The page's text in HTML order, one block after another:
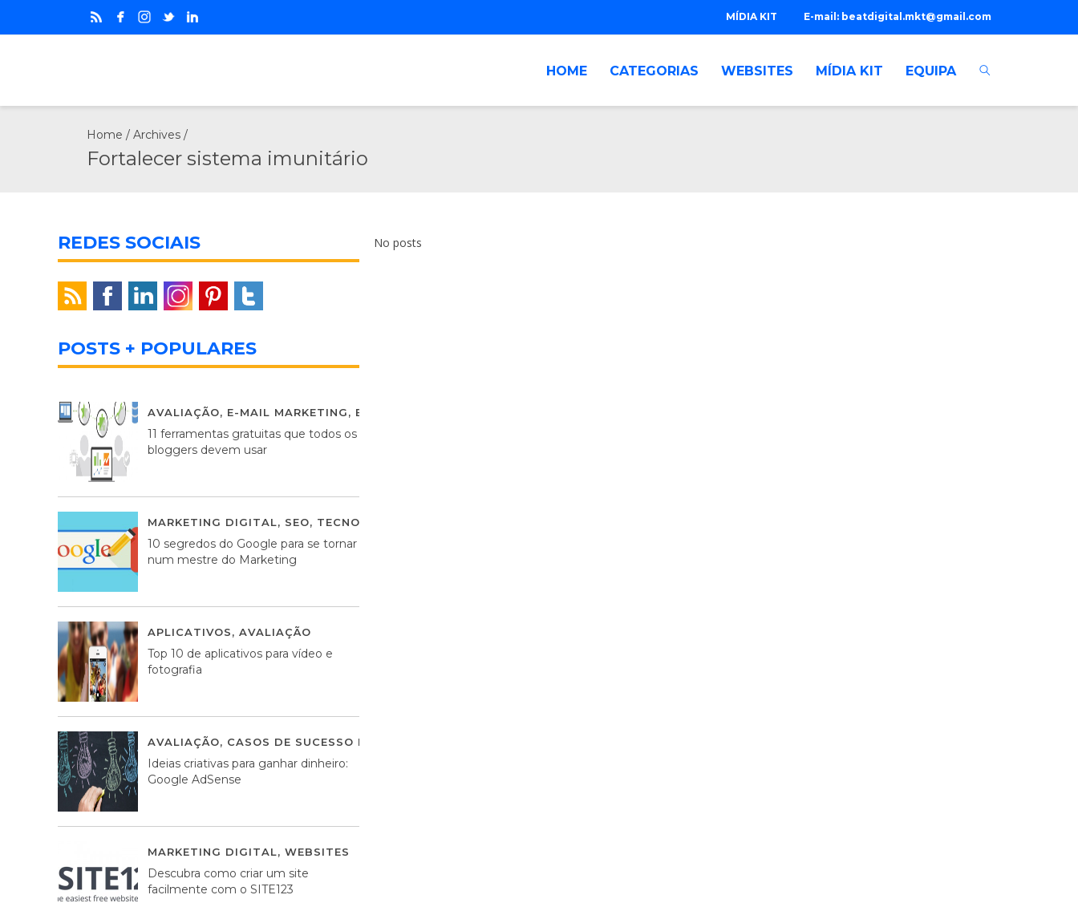
E-mail: beatdigital.mkt@gmail.com
MÍDIA KIT
HOME CATEGORIAS WEBSITES MÍDIA KIT EQUIPA
Home / Archives /
Fortalecer sistema imunitário
No posts
REDES SOCIAIS
POSTS + POPULARES
AVALIAÇÃO, E-MAIL MARKETING, ESTRATÉGIA DIGITAL
11 ferramentas gratuitas que todos os
bloggers devem usar
MARKETING DIGITAL, SEO, TECNOLOGIA
10 segredos do Google para se tornar
num mestre do Marketing
APLICATIVOS, AVALIAÇÃO
Top 10 de aplicativos para vídeo e
fotografia
AVALIAÇÃO, CASOS DE SUCESSO DE ESTRATÉGIA DIGITAL
Ideias criativas para ganhar dinheiro:
Google AdSense
MARKETING DIGITAL, WEBSITES
Descubra como criar um site
facilmente com o SITE123